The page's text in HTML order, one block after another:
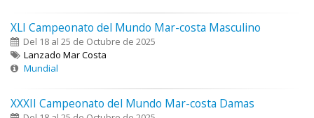
XLI Campeonato del Mundo Mar-costa Masculino
Del 18 al 25 de Octubre de 2025
Lanzado Mar Costa
Mundial
XXXII Campeonato del Mundo Mar-costa Damas